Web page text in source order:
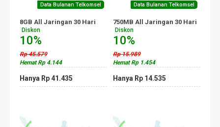
Data Bulanan Telkomsel
8GB All Jaringan 30 Hari
10%
Diskon
Rp 45.579
Hemat Rp 4.144
Hanya Rp 41.435
Data Bulanan Telkomsel
750MB All Jaringan 30 Hari
10%
Diskon
Rp 15.989
Hemat Rp 1.454
Hanya Rp 14.535